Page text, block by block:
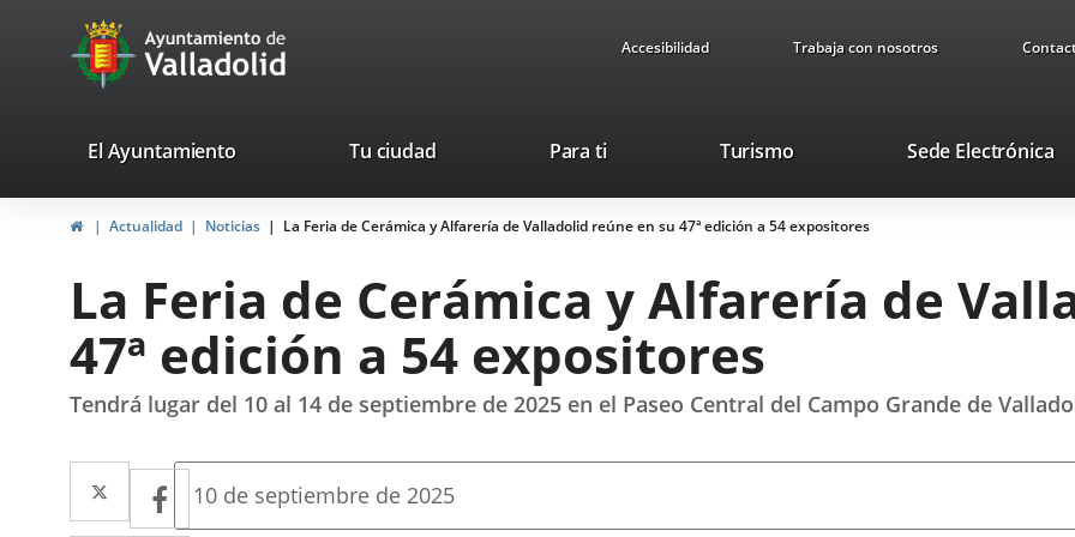
Portal
Web
Ayuntamiento
de
Accesibilidad Trabaja con nosotros
valladolid.es
El Ayuntamiento Tu ciudad Para ti TurismoThis
will
open
pop-
Sede Electrónica
HomeActualidad Noticias La Feria de Cerámica y Alfarería de Valladolid reúne en su 47ª edición a 54 expositores
La Feria de Cerámica y Alfarería de
47ª edición a 54 expositores
Tendrá lugar del 10 al 14 de septiembre de 2025 en el Paseo Central del Campo Grande de
Twitter
Enlace
a
Facebook
Enlace
Fecha
10 de septiembre de 2025